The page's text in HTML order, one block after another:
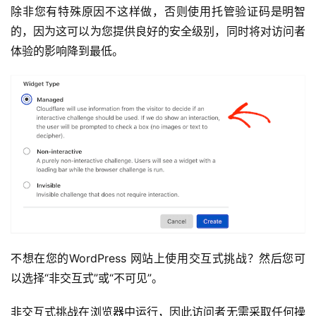
除非您有特殊原因不这样做，否则使用托管验证码是明智
的，因为这可以为您提供良好的安全级别，同时将对访问者
体验的影响降到最低。
不想在您的WordPress 网站上使用交互式挑战？然后您可
以选择“非交互式”或“不可见”。
非交互式挑战在浏览器中运行，因此访问者无需采取任何操